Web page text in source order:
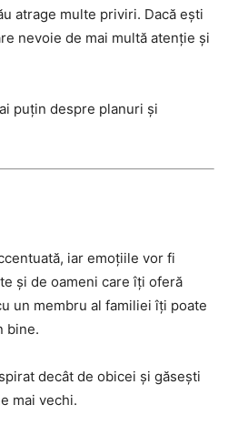
atrage multe priviri. Dacă ești
nevoie de mai multă atenție și
puțin despre planuri și
iar emoțiile vor fi
și de oameni care îți oferă
un membru al familiei îți poate
bine.
decât de obicei și găsești
mai vechi.